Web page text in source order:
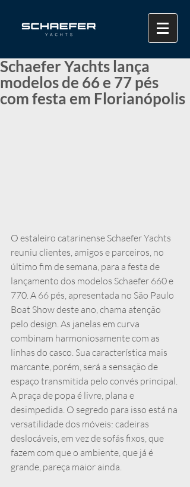
Schaefer Yachts lança
modelos de 66 e 77 pés
com festa em Florianópolis
O estaleiro catarinense Schaefer Yachts
reuniu clientes, amigos e parceiros, no
último fim de semana, para a festa de
lançamento dos modelos Schaefer 660 e
770. A 66 pés, apresentada no São Paulo
Boat Show deste ano, chama atenção
pelo design. As janelas em curva
combinam harmoniosamente com as
linhas do casco. Sua característica mais
marcante, porém, será a sensação de
espaço transmitida pelo convés principal.
A praça de popa é livre, plana e
desimpedida. O segredo para isso está na
versatilidade dos móveis: cadeiras
deslocáveis, em vez de sofás fixos, que
fazem com que o ambiente, que já é
grande, pareça maior ainda.